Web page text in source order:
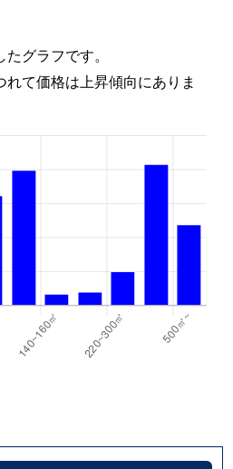
グラフです。
て価格は上昇傾向にありま